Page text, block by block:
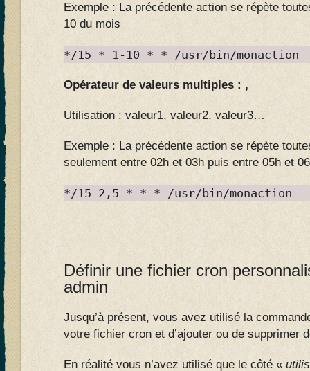
Exemple : La précédente action se répète
10 du mois
*/15 * 1-10 * * /usr/bin/monaction
Opérateur de valeurs multiples : ,
Utilisation : valeur1, valeur2, valeur3…
Exemple : La précédente action se répète
seulement entre 02h et 03h puis entre 05h et
*/15 2,5 * * * /usr/bin/monaction
Définir une fichier cron
admin
Jusqu’à présent, vous avez utilisé la
votre fichier cron et d’ajouter ou de supprimer
En réalité vous n’avez utilisé que le côté «